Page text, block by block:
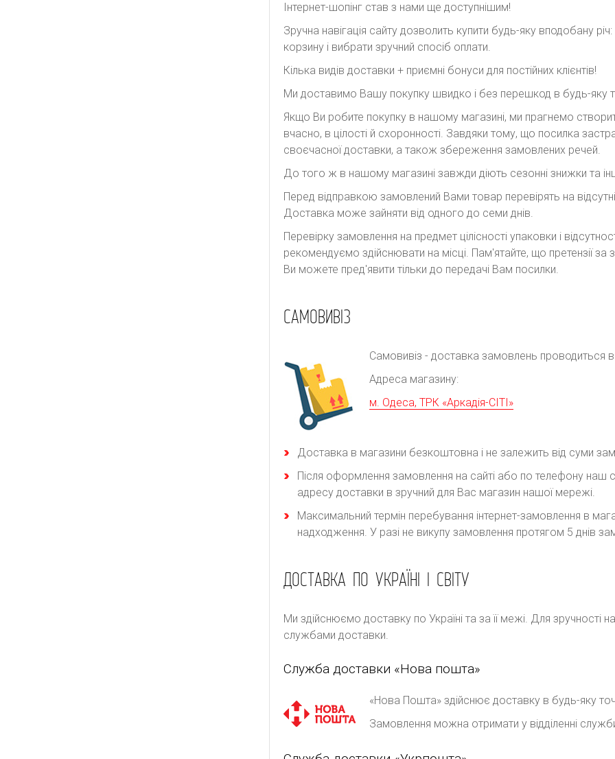
Інтернет-шопінг став з нами ще доступнішим!
Зручна навігація сайту дозволить купити будь-яку вподобану
корзину і вибрати зручний спосіб оплати.
Кілька видів доставки + приємні бонуси для постійних клієнтів!
Ми доставимо Вашу покупку швидко і без перешкод в будь-яку
Якщо Ви робите покупку в нашому магазині, ми прагнемо
вчасно, в цілості й схоронності. Завдяки тому, що посилка
своєчасної доставки, а також збереження замовлених речей.
До того ж в нашому магазині завжди діють сезонні знижки та
Перед відправкою замовлений Вами товар перевірять на
Доставка може зайняти від одного до семи днів.
Перевірку замовлення на предмет цілісності упаковки і
рекомендуємо здійснювати на місці. Пам'ятайте, що претензії
Ви можете пред'явити тільки до передачі Вам посилки.
САМОВИВІЗ
Самовивіз - доставка замовлень проводиться в
Адреса магазину:
м. Одеса, ТРК «Аркадія-СІТІ»
Доставка в магазини безкоштовна і не залежить від суми
Після оформлення замовлення на сайті або по телефону наш
адресу доставки в зручний для Вас магазин нашої мережі.
Максимальний термін перебування інтернет-замовлення в
надходження. У разі не викупу замовлення протягом 5 днів
ДОСТАВКА ПО УКРАЇНІ І СВІТУ
Ми здійснюємо доставку по Україні та за її межі. Для зручності
службами доставки.
Служба доставки «Нова пошта»
«Нова Пошта» здійснює доставку в будь-яку
Замовлення можна отримати у відділенні